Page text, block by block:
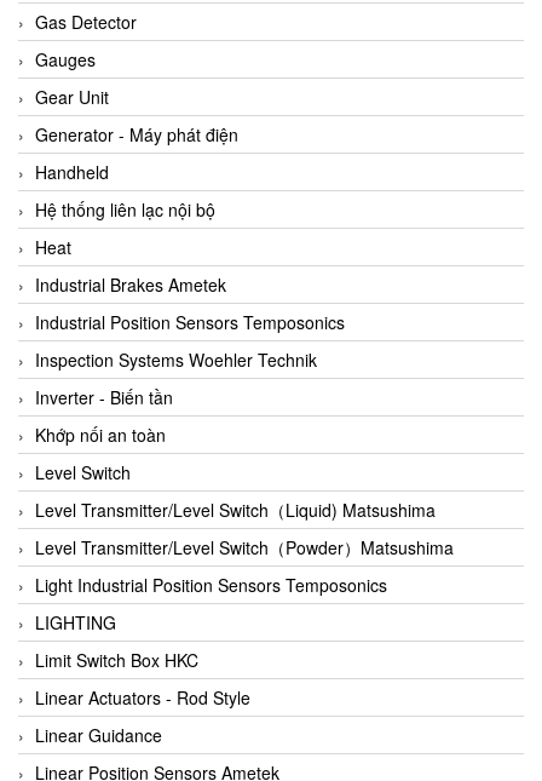
ARCA Regler
Arcos Hydraulik
Ardetem-Sfere-Vietnam
Argal
AS ENERGI
ASCO CO2
Asker
AT2E
ATC Pneumatic
ATEX System
ATI - IA
ATI (Analytical Technology Inc)
Atos
Atrax
Auma
Autec
Auto Flow
Automatic valve
Aventics
Avproglobal
Axiomtek
Gas Detector
Gauges
Gear Unit
Generator - Máy phát điện
Handheld
Hệ thống liên lạc nội bộ
Heat
Industrial Brakes Ametek
Industrial Position Sensors Temposonics
Inspection Systems Woehler Technik
Inverter - Biến tần
Khớp nối an toàn
Level Switch
Level Transmitter/Level Switch（Liquid) Matsushima
Level Transmitter/Level Switch（Powder）Matsushima
Light Industrial Position Sensors Temposonics
LIGHTING
Limit Switch Box HKC
Linear Actuators - Rod Style
Linear Guidance
Linear Position Sensors Ametek